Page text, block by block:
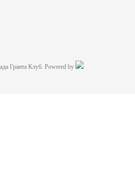
Гранта Клуб. Powered by